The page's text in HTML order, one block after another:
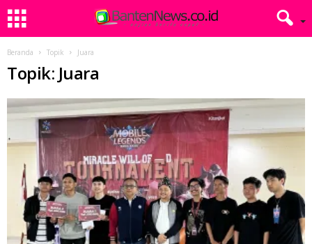
Beranda Topik Juara
Topik: Juara